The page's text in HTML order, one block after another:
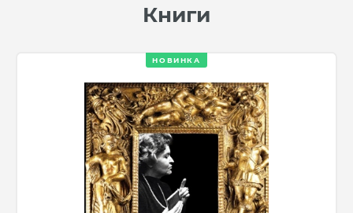
Книги
НОВИНКА